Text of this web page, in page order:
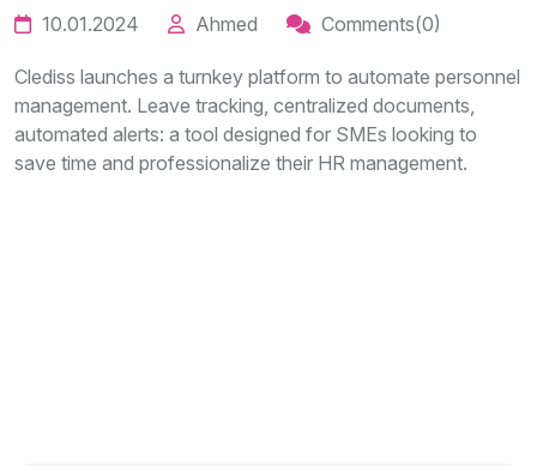
10.01.2024 Ahmed Comments(0)
Clediss launches a turnkey platform to automate personnel
management. Leave tracking, centralized documents,
automated alerts: a tool designed for SMEs looking to
save time and professionalize their HR management.